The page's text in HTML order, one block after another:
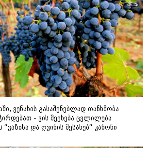
ვენახის გასაშენებლად თანხმობა
- ვის შეეხება ცვლილება
და ღვინის შესახებ“ კანონი